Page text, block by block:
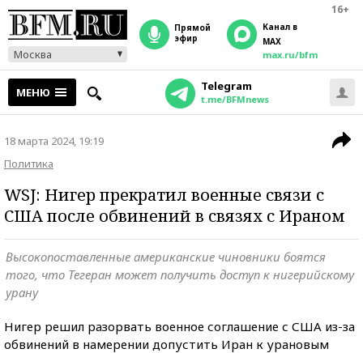
16+
Москва
прямой
эфир
Канал в
MAX
max.ru/bfm
МЕНЮ Telegram
t.me/BFMnews
18 марта 2024, 19:19
Политика
WSJ: Нигер прекратил военные связи с
США после обвинений в связях с Ираном
Высокопоставленные американские чиновники боятся
того, что Тегеран может получить доступ к нигерийскому
урану
Нигер решил разорвать военное соглашение с США из-за
обвинений в намерении допустить Иран к урановым